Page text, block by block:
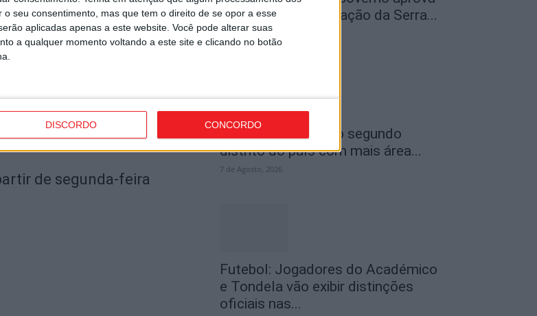
seu consentimento, mas que tem o direito de se opor a esse
aplicadas apenas a este website. Você pode alterar suas
a qualquer momento voltando a este site e clicando no botão
DISCORDO CONCORDO
para a temporada
de segunda-feira
Centro de Interpretação da Serra...
8 de Agosto, 2026
Incêndios: Viseu é o segundo
distrito do país com mais área...
7 de Agosto, 2026
Futebol: Jogadores do Académico
e Tondela vão exibir distinções
oficiais nas...